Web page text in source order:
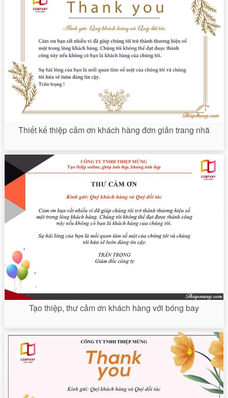
Thiết kế thiệp cảm ơn khách hàng đơn giản trang nhã
Tạo thiệp, thư cảm ơn khách hàng với bóng bay